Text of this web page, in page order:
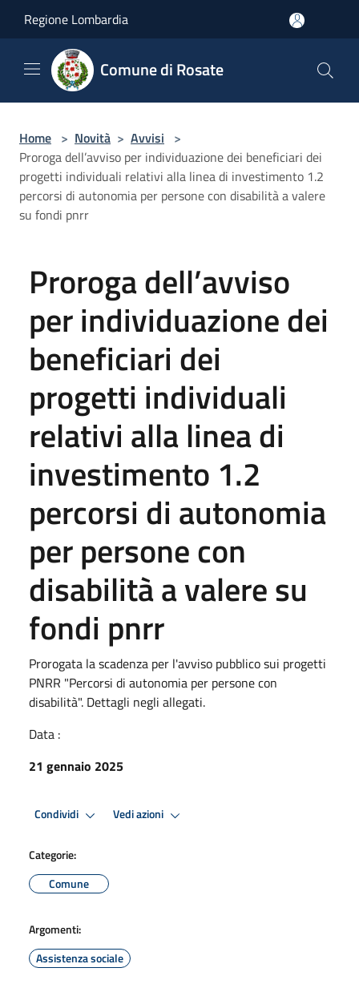
Regione Lombardia
Comune di Rosate
Home > Novità > Avvisi >
Proroga dell’avviso per individuazione dei beneficiari dei
progetti individuali relativi alla linea di investimento 1.2
percorsi di autonomia per persone con disabilità a valere
su fondi pnrr
Proroga dell’avviso
per individuazione dei
beneficiari dei
progetti individuali
relativi alla linea di
investimento 1.2
percorsi di autonomia
per persone con
disabilità a valere su
fondi pnrr
Prorogata la scadenza per l'avviso pubblico sui progetti
PNRR "Percorsi di autonomia per persone con
disabilità". Dettagli negli allegati.
Data :
21 gennaio 2025
Condividi Vedi azioni
Categorie:
Comune
Argomenti:
Assistenza sociale